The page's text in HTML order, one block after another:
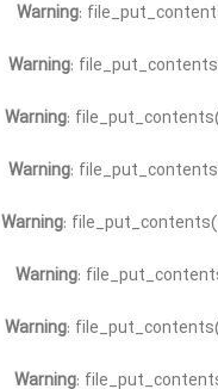
Warning:
Warning:
Warning:
Warning:
Warning:
Warning:
Warning:
Warning: